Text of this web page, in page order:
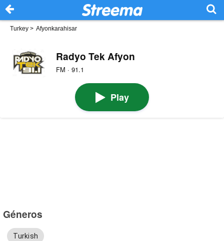
Turkey > Afyonkarahisar
Radyo Tek Afyon
FM · 91.1
Play
Géneros
Turkish